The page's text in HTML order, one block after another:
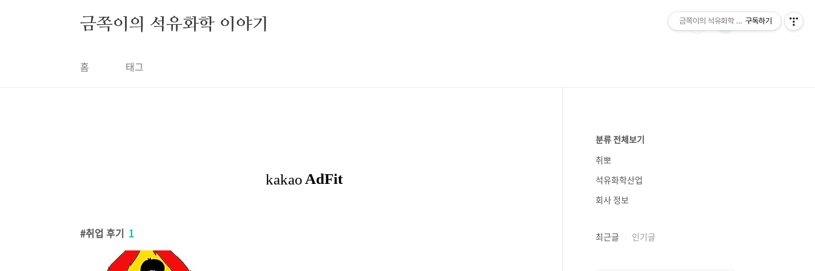
금쪽이의 석유화학 이야기
홈 태그
취업 후기 1
분류 전체보기
취뽀
석유화학산업
회사 정보
최근글 인기글
금쪽이의 석유화학 이야기구독하기